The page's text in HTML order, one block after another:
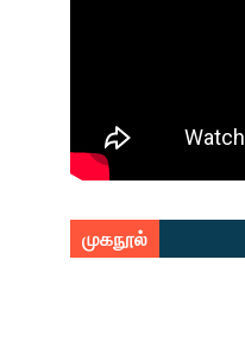
முகநூல்